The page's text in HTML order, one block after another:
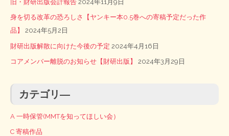
旧・財研出版会計報告 2024年11月9日
身を切る改革の恐ろしさ【ヤンキー本0.5巻への寄稿予定だった作
品】
2024年5月2日
財研出版解散に向けた今後の予定 2024年4月16日
コアメンバー離脱のお知らせ【財研出版】 2024年3月29日
カテゴリ―
A 一時保管(MMTを知ってほしい会）
C 寄稿作品